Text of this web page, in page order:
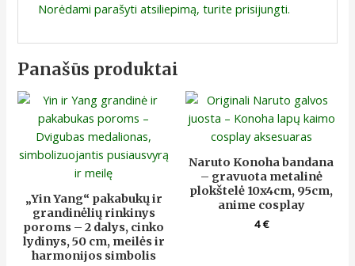
Norėdami parašyti atsiliepimą, turite prisijungti.
Panašūs produktai
„Yin Yang“ pakabukų ir
grandinėlių rinkinys
poroms – 2 dalys, cinko
lydinys, 50 cm, meilės ir
harmonijos simbolis
Naruto Konoha bandana
– gravuota metalinė
plokštelė 10x4cm, 95cm,
anime cosplay
4€